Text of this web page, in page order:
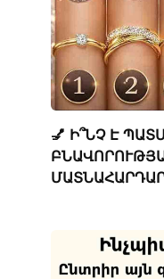
💅 Ի՞ՆՉ Է